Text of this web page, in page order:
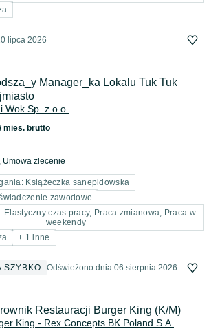
lipca 2026
Manager_ka Lokalu Tuk Tuk
Wok Sp. z o.o.
mies. brutto
Umowa zlecenie
Książeczka sanepidowska
zawodowe
Elastyczny czas pracy, Praca zmianowa, Praca w
weekendy
+ 1 inne
SZYBKO Odświeżono dnia 06 sierpnia 2026
Restauracji Burger King (K/M)
King - Rex Concepts BK Poland S.A.